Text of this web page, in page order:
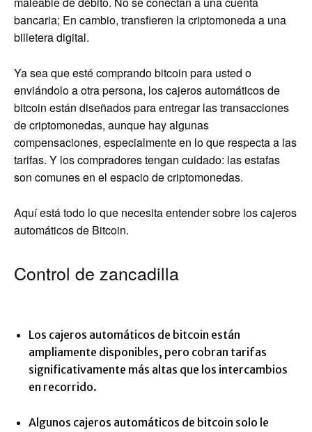
bancaria; En cambio, transfieren la criptomoneda a una
billetera digital.
Ya sea que esté comprando bitcoin para usted o
enviándolo a otra persona, los cajeros automáticos de
bitcoin están diseñados para entregar las transacciones
de criptomonedas, aunque hay algunas
compensaciones, especialmente en lo que respecta a las
tarifas. Y los compradores tengan cuidado: las estafas
son comunes en el espacio de criptomonedas.
Aquí está todo lo que necesita entender sobre los cajeros
automáticos de Bitcoin.
Control de zancadilla
Los cajeros automáticos de bitcoin están
ampliamente disponibles, pero cobran tarifas
significativamente más altas que los intercambios
en recorrido.
Algunos cajeros automáticos de bitcoin solo le